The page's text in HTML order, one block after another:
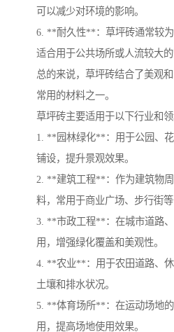
可以减少对环境的影响。
6. **耐久性**：草坪砖通常较为
适合用于公共场所或人流较大的
总的来说，草坪砖结合了美观
常用的材料之一。
草坪砖主要适用于以下行业和领
1. **园林绿化**：用于公园、
铺设，提升景观效果。
2. **建筑工程**：作为建筑物
料，常用于商业广场、步行街等
3. **市政工程**：在城市道路
用，增强绿化覆盖和美观性。
4. **农业**：用于农田道路、
土壤和排水状况。
5. **体育场所**：在运动场地
用，提高场地使用效果。